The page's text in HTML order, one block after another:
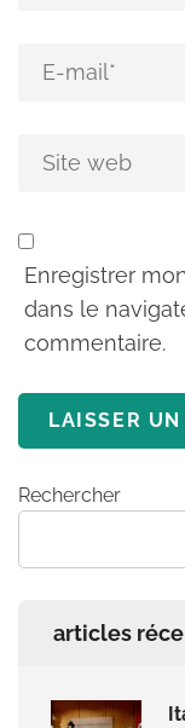
Enregistrer
dans le
commentaire.
Rechercher
articles